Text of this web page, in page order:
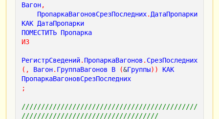
Вагон,
ПропаркаВагоновСрезПоследних. ДатаПропарки
КАК ДатаПропарки
ПОМЕСТИТЬ Пропарка
ИЗ
РегистрСведений. ПропаркаВагонов . СрезПоследних
(,
Вагон. ГруппаВагонов В (&Группы))
КАК
ПропаркаВагоновСрезПоследних
;
/////////////////////////////////////////////
///////////////////////////////////